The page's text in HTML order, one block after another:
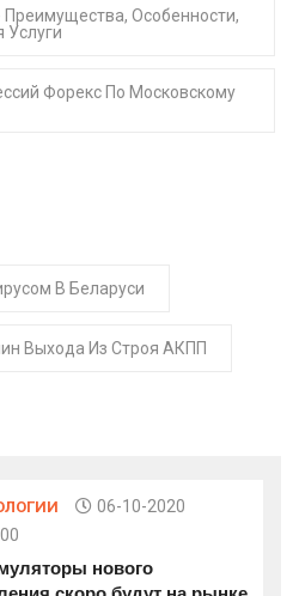
Особенности,
Услуги
Форекс По Московскому
В Беларуси
Выхода Из Строя АКПП
06-10-2020
нового